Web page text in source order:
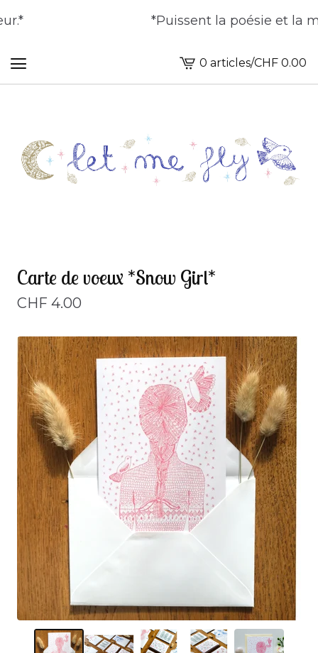
*Puissent la poésie et la
Voir
le
0 articles/CHF 0.00
Carte de voeux *Snow Girl*
CHF 4.00